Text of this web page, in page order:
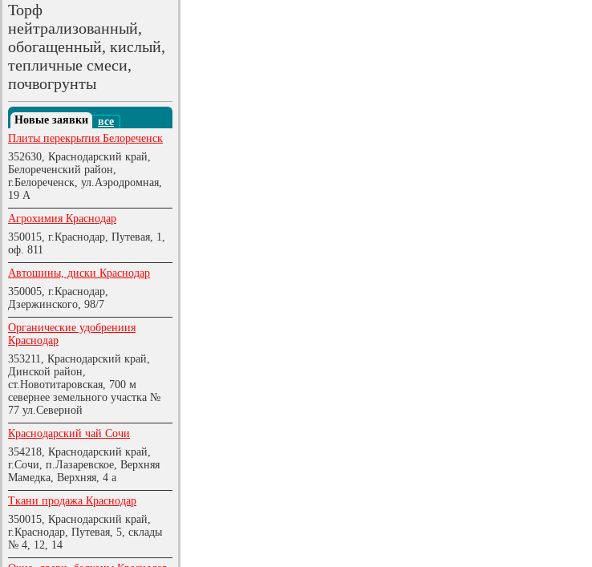
Торф
нейтрализованный,
обогащенный, кислый,
тепличные смеси,
почвогрунты
Новые заявки
все
Плиты перекрытия Белореченск
352630, Краснодарский край,
Белореченский район,
г.Белореченск, ул.Аэродромная,
19 А
Агрохимия Краснодар
350015, г.Краснодар, Путевая, 1,
оф. 811
Автошины, диски Краснодар
350005, г.Краснодар,
Дзержинского, 98/7
Органические удобрениия
Краснодар
353211, Краснодарский край,
Динской район,
ст.Новотитаровская, 700 м
севернее земельного участка №
77 ул.Северной
Краснодарский чай Сочи
354218, Краснодарский край,
г.Сочи, п.Лазаревское, Верхняя
Мамедка, Верхняя, 4 а
Ткани продажа Краснодар
350015, Краснодарский край,
г.Краснодар, Путевая, 5, склады
№ 4, 12, 14